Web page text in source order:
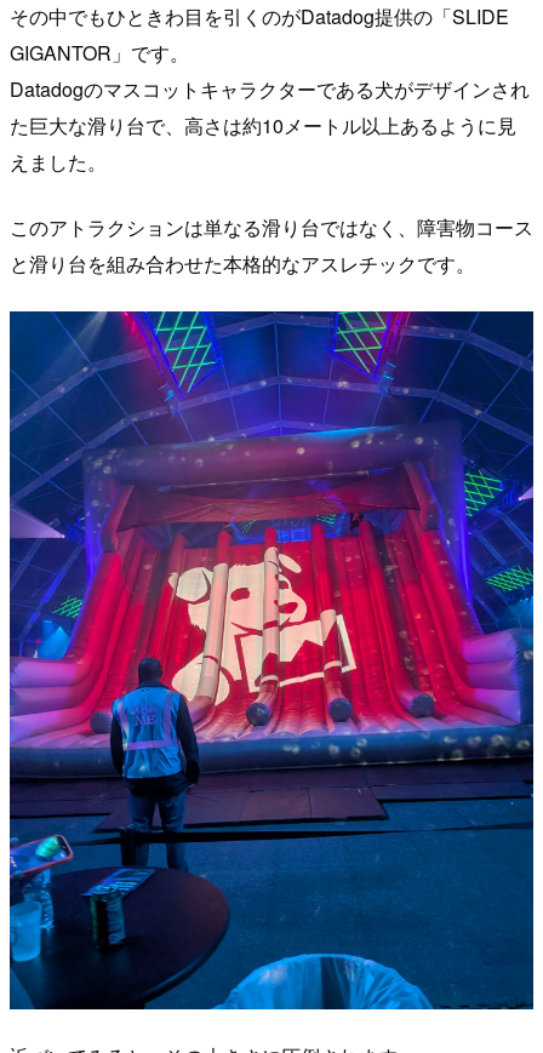
その中でもひときわ目を引くのがDatadog提供の「SLIDE
GIGANTOR」です。
Datadogのマスコットキャラクターである犬がデザインされ
た巨大な滑り台で、高さは約10メートル以上あるように見
えました。
このアトラクションは単なる滑り台ではなく、障害物コース
と滑り台を組み合わせた本格的なアスレチックです。